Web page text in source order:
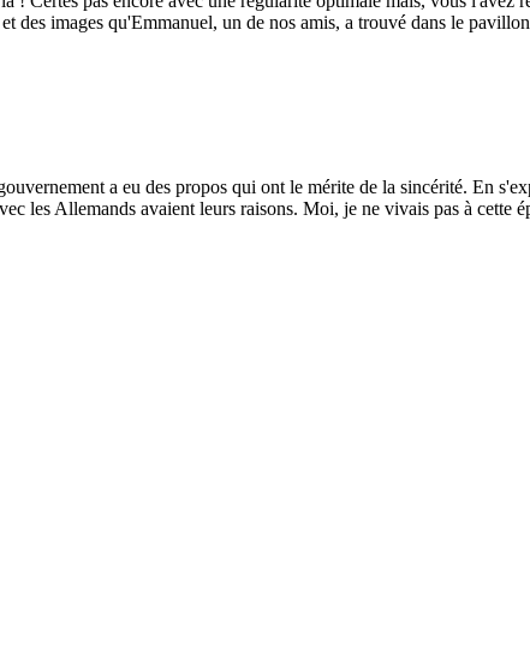
des images qu'Emmanuel, un de nos amis, a trouvé dans le
a eu des propos qui ont le mérite de la sincérité. En
les Allemands avaient leurs raisons. Moi, je ne vivais pas à cette